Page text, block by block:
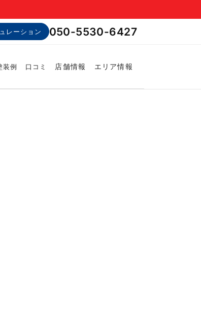
レーション 050-5530-6427
装例 口コミ 店舗情報 エリア情報